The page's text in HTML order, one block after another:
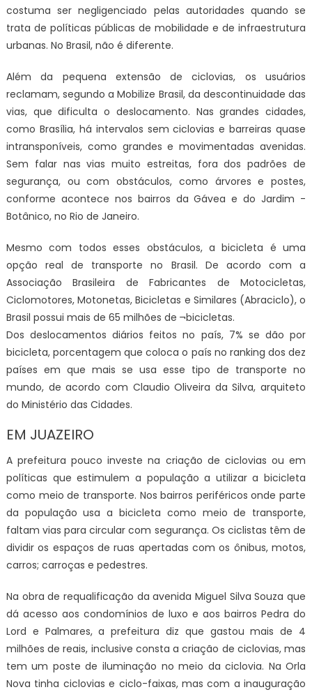
costuma ser negligenciado pelas autoridades quando se
trata de políticas públicas de mobilidade e de infraestrutura
urbanas. No Brasil, não é diferente.
Além da pequena extensão de ciclovias, os usuários
reclamam, segundo a Mobilize Brasil, da descontinuidade das
vias, que dificulta o deslocamento. Nas grandes cidades,
como Brasília, há intervalos sem ciclovias e barreiras quase
intransponíveis, como grandes e movimentadas avenidas.
Sem falar nas vias muito estreitas, fora dos padrões de
segurança, ou com obstáculos, como árvores e postes,
conforme acontece nos bairros da Gávea e do Jardim -
Botânico, no Rio de Janeiro.
Mesmo com todos esses obstáculos, a bicicleta é uma
opção real de transporte no Brasil. De acordo com a
Associação Brasileira de Fabricantes de Motocicletas,
Ciclomotores, Motonetas, Bicicletas e Similares (Abraciclo), o
Brasil possui mais de 65 milhões de ¬bicicletas.
Dos deslocamentos diários feitos no país, 7% se dão por
bicicleta, porcentagem que coloca o país no ranking dos dez
países em que mais se usa esse tipo de transporte no
mundo, de acordo com Claudio Oliveira da Silva, arquiteto
do Ministério das Cidades.
EM JUAZEIRO
A prefeitura pouco investe na criação de ciclovias ou em
políticas que estimulem a população a utilizar a bicicleta
como meio de transporte. Nos bairros periféricos onde parte
da população usa a bicicleta como meio de transporte,
faltam vias para circular com segurança. Os ciclistas têm de
dividir os espaços de ruas apertadas com os ônibus, motos,
carros; carroças e pedestres.
Na obra de requalificação da avenida Miguel Silva Souza que
dá acesso aos condomínios de luxo e aos bairros Pedra do
Lord e Palmares, a prefeitura diz que gastou mais de 4
milhões de reais, inclusive consta a criação de ciclovias, mas
tem um poste de iluminação no meio da ciclovia. Na Orla
Nova tinha ciclovias e ciclo-faixas, mas com a inauguração